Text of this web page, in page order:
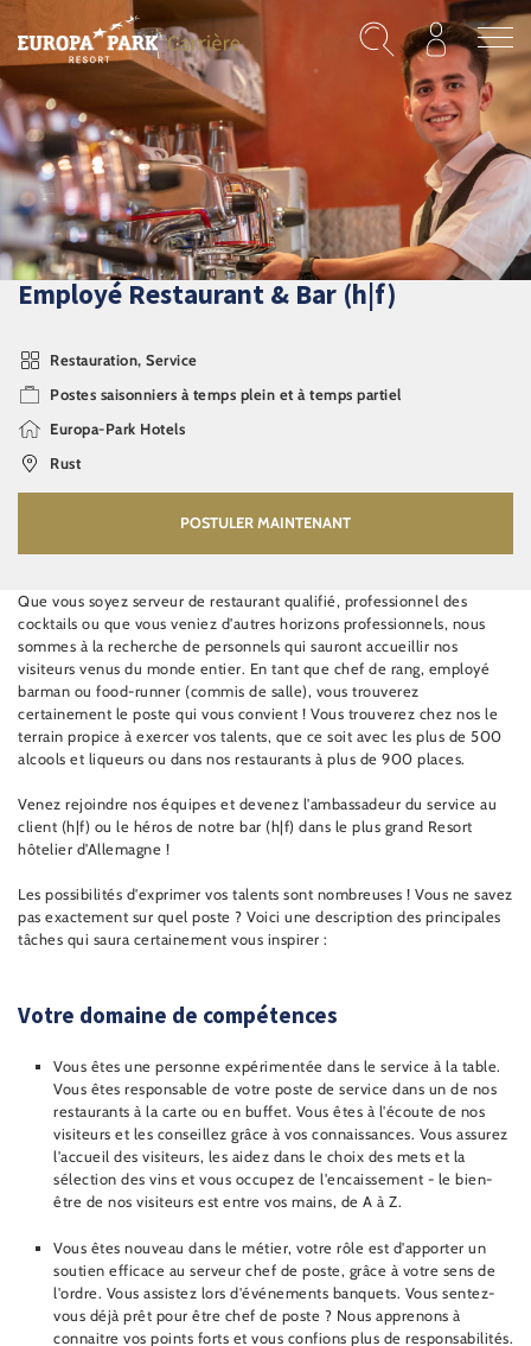
Aller au contenu principal
Employé Restaurant & Bar (h|f)
Restauration, Service
Postes saisonniers à temps plein et à temps partiel
Europa-Park Hotels
Rust
POSTULER MAINTENANT
Que vous soyez serveur de restaurant qualifié, professionnel des
cocktails ou que vous veniez d'autres horizons professionnels, nous
sommes à la recherche de personnels qui sauront accueillir nos
visiteurs venus du monde entier. En tant que chef de rang, employé
barman ou food-runner (commis de salle), vous trouverez
certainement le poste qui vous convient ! Vous trouverez chez nos le
terrain propice à exercer vos talents, que ce soit avec les plus de 500
alcools et liqueurs ou dans nos restaurants à plus de 900 places.
Venez rejoindre nos équipes et devenez l'ambassadeur du service au
client (h|f) ou le héros de notre bar (h|f) dans le plus grand Resort
hôtelier d'Allemagne !
Les possibilités d'exprimer vos talents sont nombreuses ! Vous ne savez
pas exactement sur quel poste ? Voici une description des principales
tâches qui saura certainement vous inspirer :
Votre domaine de compétences
Vous êtes une personne expérimentée dans le service à la table.
Vous êtes responsable de votre poste de service dans un de nos
restaurants à la carte ou en buffet. Vous êtes à l'écoute de nos
visiteurs et les conseillez grâce à vos connaissances. Vous assurez
l'accueil des visiteurs, les aidez dans le choix des mets et la
sélection des vins et vous occupez de l'encaissement - le bien-
être de nos visiteurs est entre vos mains, de A à Z.
Vous êtes nouveau dans le métier, votre rôle est d'apporter un
soutien efficace au serveur chef de poste, grâce à votre sens de
l'ordre. Vous assistez lors d'événements banquets. Vous sentez-
vous déjà prêt pour être chef de poste ? Nous apprenons à
connaitre vos points forts et vous confions plus de responsabilités.